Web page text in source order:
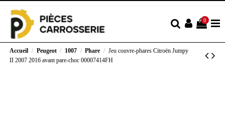
0
Accueil Peugeot 1007 Phare
Jeu couvre-phares Citroën Jumpy
II 2007 2016 avant pare-choc 00007414FH